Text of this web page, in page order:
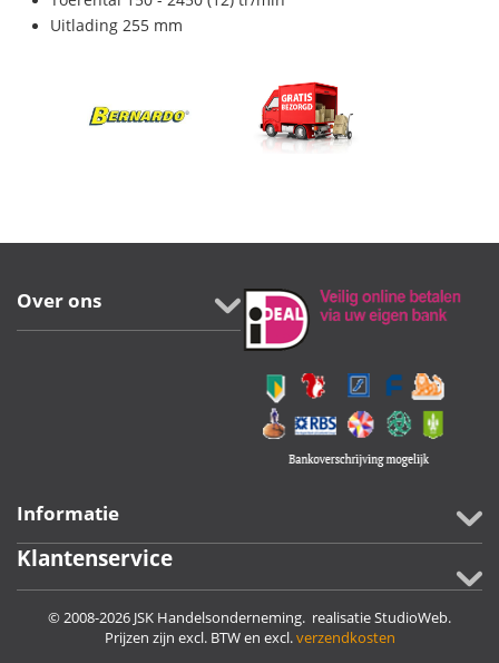
Uitlading 255 mm
Over ons
Informatie
Klantenservice
© 2008-2026 JSK Handelsonderneming. realisatieStudioWeb.
Prijzen zijn excl. BTW en excl.verzendkosten